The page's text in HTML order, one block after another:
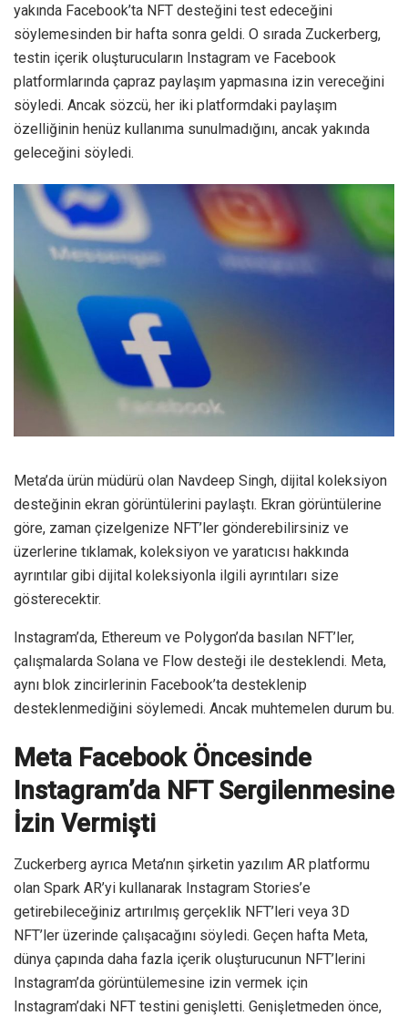
yakında Facebook’ta NFT desteğini test edeceğini
söylemesinden bir hafta sonra geldi. O sırada Zuckerberg,
testin içerik oluşturucuların Instagram ve Facebook
platformlarında çapraz paylaşım yapmasına izin vereceğini
söyledi. Ancak sözcü, her iki platformdaki paylaşım
özelliğinin henüz kullanıma sunulmadığını, ancak yakında
geleceğini söyledi.
Meta’da ürün müdürü olan Navdeep Singh, dijital koleksiyon
desteğinin ekran görüntülerini paylaştı. Ekran görüntülerine
göre, zaman çizelgenize NFT’ler gönderebilirsiniz ve
üzerlerine tıklamak, koleksiyon ve yaratıcısı hakkında
ayrıntılar gibi dijital koleksiyonla ilgili ayrıntıları size
gösterecektir.
Instagram’da, Ethereum ve Polygon’da basılan NFT’ler,
çalışmalarda Solana ve Flow desteği ile desteklendi. Meta,
aynı blok zincirlerinin Facebook’ta desteklenip
desteklenmediğini söylemedi. Ancak muhtemelen durum bu.
Meta Facebook Öncesinde
Instagram’da NFT Sergilenmesine
İzin Vermişti
Zuckerberg ayrıca Meta’nın şirketin yazılım AR platformu
olan Spark AR’yi kullanarak Instagram Stories’e
getirebileceğiniz artırılmış gerçeklik NFT’leri veya 3D
NFT’ler üzerinde çalışacağını söyledi. Geçen hafta Meta,
dünya çapında daha fazla içerik oluşturucunun NFT’lerini
Instagram’da görüntülemesine izin vermek için
Instagram’daki NFT testini genişletti. Genişletmeden önce,